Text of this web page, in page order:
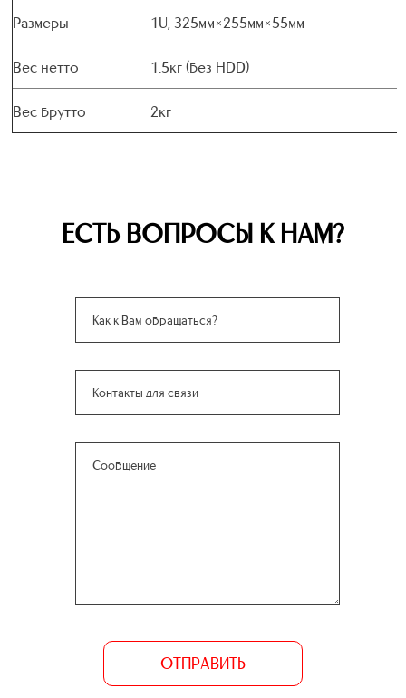
Размеры 1U, 325мм×255мм×55мм
Вес нетто 1.5кг (без HDD)
Вес брутто 2кг
ЕСТЬ ВОПРОСЫ К НАМ?
ОТПРАВИТЬ